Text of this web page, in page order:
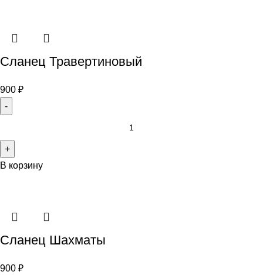
Сланец Травертиновый
900 ₽
В корзину
Сланец Шахматы
900 ₽